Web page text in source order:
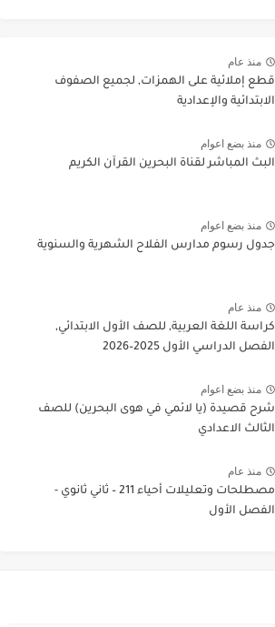
منذ عام
قطع إملائية على الهمزات, لجميع الصفوف
الابتدائية والإعدادية
منذ بضع اعوام
البث المباشر لقناة البحرين القرآن الكريم
منذ بضع اعوام
جدول رسوم مدارس الفلاح الشهرية والسنوية
منذ عام
كراسة اللغة العربية, للصف الأول الابتدائي,
الفصل الدراسي الأول 2025–2026
منذ بضع اعوام
شرح قصيدة (يا لائمي في هوى البحرين) للصف
الثالث الاعدادي
منذ عام
مصطلحات وتعليلات أحياء 211 – ثاني ثانوي -
الفصل الأول